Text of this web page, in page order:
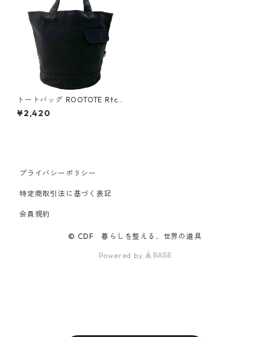
トートバッグ ROOTOTE Rtcy
cled cotton DELI 3065 ルー
トート SN.デリ.リサイクルコ
¥2,420
プライバシーポリシー
特定商取引法に基づく表記
会員規約
© CDF 暮らしを整える、世界の道具
Powered by